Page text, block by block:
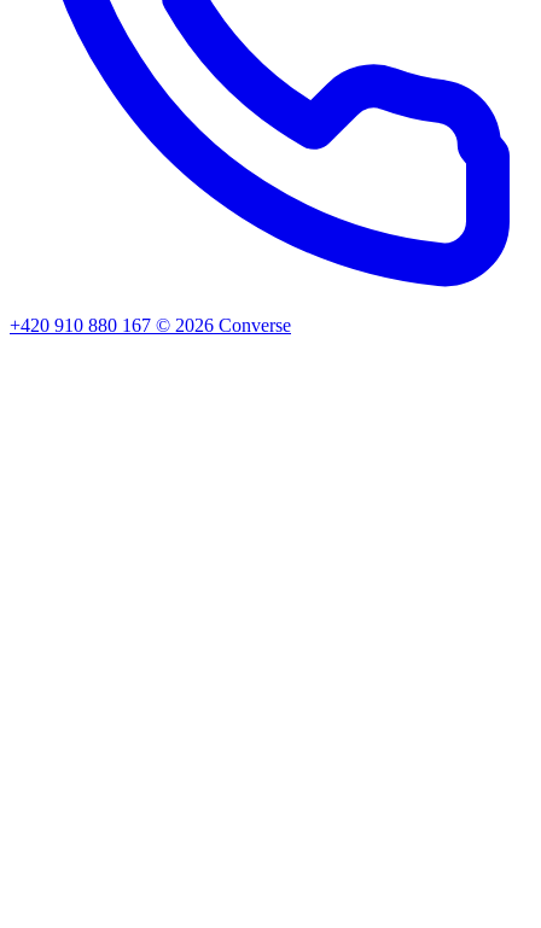
+420 910 880 167 © 2026 Converse